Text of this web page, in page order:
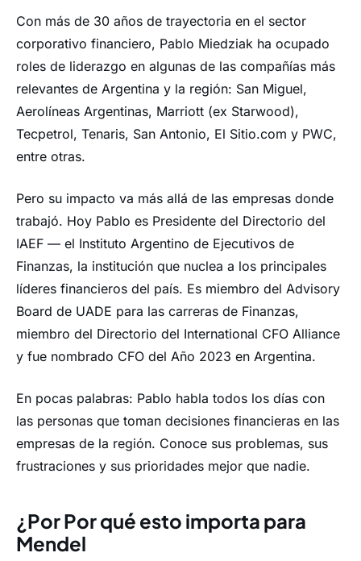
Con más de 30 años de trayectoria en el sector
corporativo financiero, Pablo Miedziak ha ocupado
roles de liderazgo en algunas de las compañías más
relevantes de Argentina y la región: San Miguel,
Aerolíneas Argentinas, Marriott (ex Starwood),
Tecpetrol, Tenaris, San Antonio, El Sitio.com y PWC,
entre otras.
Pero su impacto va más allá de las empresas donde
trabajó. Hoy Pablo es Presidente del Directorio del
IAEF — el Instituto Argentino de Ejecutivos de
Finanzas, la institución que nuclea a los principales
líderes financieros del país. Es miembro del Advisory
Board de UADE para las carreras de Finanzas,
miembro del Directorio del International CFO Alliance
y fue nombrado CFO del Año 2023 en Argentina.
En pocas palabras: Pablo habla todos los días con
las personas que toman decisiones financieras en las
empresas de la región. Conoce sus problemas, sus
frustraciones y sus prioridades mejor que nadie.
¿Por Por qué esto importa para
Mendel